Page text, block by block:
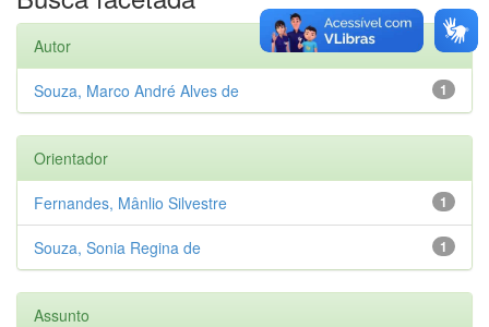
Autor
1
Souza, Marco André Alves de
Orientador
1
Fernandes, Mânlio Silvestre
1
Souza, Sonia Regina de
Assunto